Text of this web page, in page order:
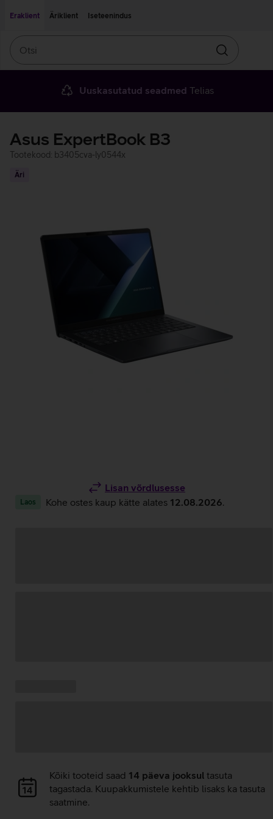
Eraklient
Äriklient Iseteenindus
Otsin
Uuskasutatud seadmed Telias
Asus ExpertBook B3
Tootekood: b3405cva-ly0544x
Äri
Lisan võrdlusesse
Laos Kohe ostes kaup kätte alates 12.08.2026
Andmete
laadimine
Kõiki tooteid saad 14 päeva jooksul tasuta
tagastada. Kuupakkumistele kehtib lisaks ka tasuta
saatmine.